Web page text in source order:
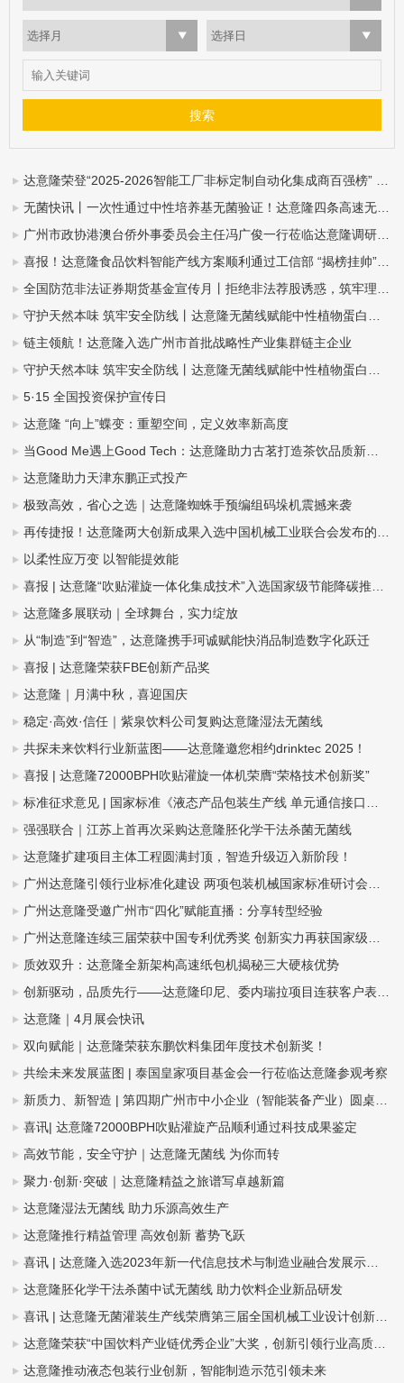
选择月 选择日
达意隆荣登“2025-2026智能工厂非标定制自动化集成商百强榜” ——智造实力再获业界权威认可
无菌快讯丨一次性通过中性培养基无菌验证！达意隆四条高速无菌整线落地中山东鹏
广州市政协港澳台侨外事委员会主任冯广俊一行莅临达意隆调研指导
喜报！达意隆食品饮料智能产线方案顺利通过工信部 “揭榜挂帅”项目验收
全国防范非法证券期货基金宣传月丨拒绝非法荐股诱惑，筑牢理性投资防线
守护天然本味 筑牢安全防线丨达意隆无菌线赋能中性植物蛋白饮料全域发展（杏仁露篇）
链主领航！达意隆入选广州市首批战略性产业集群链主企业
守护天然本味 筑牢安全防线丨达意隆无菌线赋能中性植物蛋白饮料全域发展（豆奶篇）
5·15 全国投资保护宣传日
达意隆 “向上”蝶变：重塑空间，定义效率新高度
当Good Me遇上Good Tech：达意隆助力古茗打造茶饮品质新标杆
达意隆助力天津东鹏正式投产
极致高效，省心之选｜达意隆蜘蛛手预编组码垛机震撼来袭
再传捷报！达意隆两大创新成果入选中国机械工业联合会发布的百项机械工业科技成果推广项目名单
以柔性应万变 以智能提效能
喜报 | 达意隆“吹贴灌旋一体化集成技术”入选国家级节能降碳推荐目录
达意隆多展联动｜全球舞台，实力绽放
从“制造”到“智造”，达意隆携手珂诚赋能快消品制造数字化跃迁
喜报 | 达意隆荣获FBE创新产品奖
达意隆｜月满中秋，喜迎国庆
稳定·高效·信任｜紫泉饮料公司复购达意隆湿法无菌线
共探未来饮料行业新蓝图——达意隆邀您相约drinktec 2025！
喜报 | 达意隆72000BPH吹贴灌旋一体机荣膺“荣格技术创新奖”
标准征求意见 | 国家标准《液态产品包装生产线 单元通信接口通用技术要求》&《全自动旋转式PET瓶吹瓶机》
强强联合｜江苏上首再次采购达意隆胚化学干法杀菌无菌线
达意隆扩建项目主体工程圆满封顶，智造升级迈入新阶段！
广州达意隆引领行业标准化建设 两项包装机械国家标准研讨会在穗成功召开
广州达意隆受邀广州市“四化”赋能直播：分享转型经验
广州达意隆连续三届荣获中国专利优秀奖 创新实力再获国家级认可
质效双升：达意隆全新架构高速纸包机揭秘三大硬核优势
创新驱动，品质先行——达意隆印尼、委内瑞拉项目连获客户表扬信
达意隆｜4月展会快讯
双向赋能｜达意隆荣获东鹏饮料集团年度技术创新奖！
共绘未来发展蓝图 | 泰国皇家项目基金会一行莅临达意隆参观考察
新质力、新智造 | 第四期广州市中小企业（智能装备产业）圆桌会议在达意隆召开
喜讯| 达意隆72000BPH吹贴灌旋产品顺利通过科技成果鉴定
高效节能，安全守护｜达意隆无菌线 为你而转
聚力·创新·突破｜达意隆精益之旅谱写卓越新篇
达意隆湿法无菌线 助力乐源高效生产
达意隆推行精益管理 高效创新 蓄势飞跃
喜讯 | 达意隆入选2023年新一代信息技术与制造业融合发展示范名单，助力食品饮料行业新型工业化发展
达意隆胚化学干法杀菌中试无菌线 助力饮料企业新品研发
喜讯 | 达意隆无菌灌装生产线荣膺第三届全国机械工业设计创新大赛金奖，助力食品饮料行业新型工业化发展
达意隆荣获“中国饮料产业链优秀企业”大奖，创新引领行业高质量发展
达意隆推动液态包装行业创新，智能制造示范引领未来